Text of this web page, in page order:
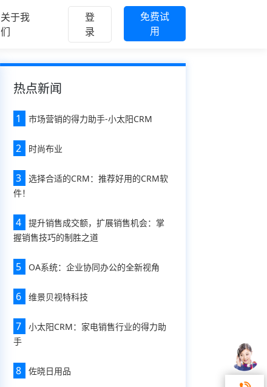
关于我
们
登
录
免费试
用
热点新闻
1 市场营销的得力助手-小太阳CRM
2 时尚布业
3
选择合适的CRM：推荐好用的CRM软
件！
4
提升销售成交额，扩展销售机会：掌
握销售技巧的制胜之道
5 OA系统：企业协同办公的全新视角
6 维景贝视特科技
7
小太阳CRM：家电销售行业的得力助
手
8 佐晓日用品